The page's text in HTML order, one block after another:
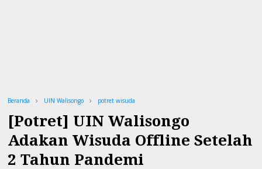
Beranda UIN Walisongo potret wisuda
[Potret] UIN Walisongo
Adakan Wisuda Offline Setelah
2 Tahun Pandemi